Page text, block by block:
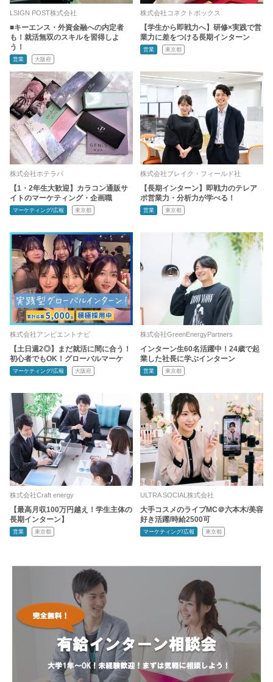
LSIGN POST株式会社
■キーエンス・外資金融への内定者
も！就活無双のスキルを習得しよ
う！
営業 大阪府
株式会社コネクトボックス
【学生から即戦力へ】研修×実践で営
業力に差をつける長期インターン
営業 東京都
株式会社ホテラバ
【1・2年生大歓迎】カラコン通販サ
イトのマーケティング・企画職
マーケティング/広報 東京都
株式会社ブレイク・フィールド社
【長期インターン】即戦力のテレア
ポ営業力・分析力が学べる！
営業 東京都
株式会社アンビエントナビ
【土日週2◎】まだ就活に間に合う！
初心者でもOK！グローバルマーケ
マーケティング/広報 大阪府
株式会社GreenEnergyPartners
インターン生60名活躍中！24歳で起
業した社長に学ぶインターン
営業 東京都
株式会社Craft energy
【最高月収100万円越え！学生主体の
長期インターン】
営業 東京都
ULTRA SOCIAL株式会社
大手コスメのライブMC＠六本木/美容
好き活躍/時給2500可
マーケティング/広報 東京都